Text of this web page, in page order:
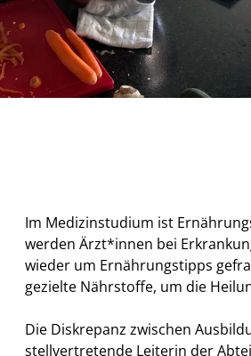
Im Medizinstudium ist
werden Ärzt*innen bei
wieder um Ernährungstipps
gezielte Nährstoffe, um die
Die Diskrepanz zwischen
stellvertretende Leiterin der